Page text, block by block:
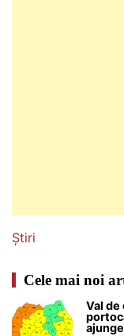
Știri
Cele mai noi
Val